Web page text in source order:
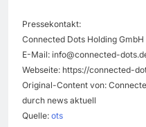
Pressekontakt:
Connected Dots Holding GmbH
E-Mail: info@connected-
Webseite: https://connected-
Original-Content von:
durch news aktuell
Quelle: ots